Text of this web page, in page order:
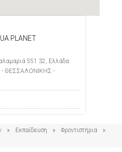
PLANET
551 32, Ελλάδα
ΘΕΣΣΑΛΟΝΙΚΗΣ -
Εκπαίδευση
Φροντιστήρια